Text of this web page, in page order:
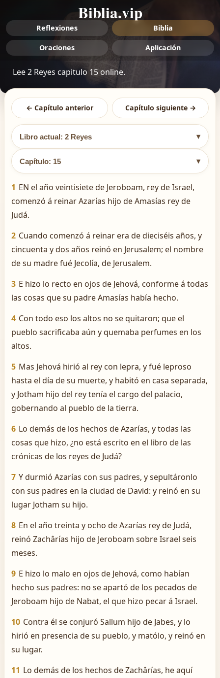
Biblia.vip
Reflexiones Biblia
Oraciones Aplicación
Lee 2 Reyes capitulo 15 online.
← Capítulo anterior Capítulo siguiente →
Libro actual: 2 Reyes ▾
Capítulo: 15 ▾
1 EN el año veintisiete de Jeroboam, rey de Israel,
comenzó á reinar Azarías hijo de Amasías rey de
Judá.
2 Cuando comenzó á reinar era de dieciséis años, y
cincuenta y dos años reinó en Jerusalem; el nombre
de su madre fué Jecolía, de Jerusalem.
3 E hizo lo recto en ojos de Jehová, conforme á todas
las cosas que su padre Amasías había hecho.
4 Con todo eso los altos no se quitaron; que el
pueblo sacrificaba aún y quemaba perfumes en los
altos.
5 Mas Jehová hirió al rey con lepra, y fué leproso
hasta el día de su muerte, y habitó en casa separada,
y Jotham hijo del rey tenía el cargo del palacio,
gobernando al pueblo de la tierra.
6 Lo demás de los hechos de Azarías, y todas las
cosas que hizo, ¿no está escrito en el libro de las
crónicas de los reyes de Judá?
7 Y durmió Azarías con sus padres, y sepultáronlo
con sus padres en la ciudad de David: y reinó en su
lugar Jotham su hijo.
8 En el año treinta y ocho de Azarías rey de Judá,
reinó Zachârías hijo de Jeroboam sobre Israel seis
meses.
9 E hizo lo malo en ojos de Jehová, como habían
hecho sus padres: no se apartó de los pecados de
Jeroboam hijo de Nabat, el que hizo pecar á Israel.
10 Contra él se conjuró Sallum hijo de Jabes, y lo
hirió en presencia de su pueblo, y matólo, y reinó en
su lugar.
11 Lo demás de los hechos de Zachârías, he aquí